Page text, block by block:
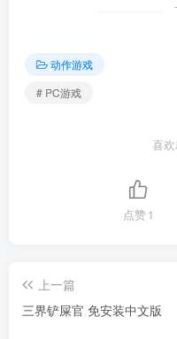
动作游戏
# PC游戏
喜
点赞1
上一篇
三界铲屎官 免安装中文版